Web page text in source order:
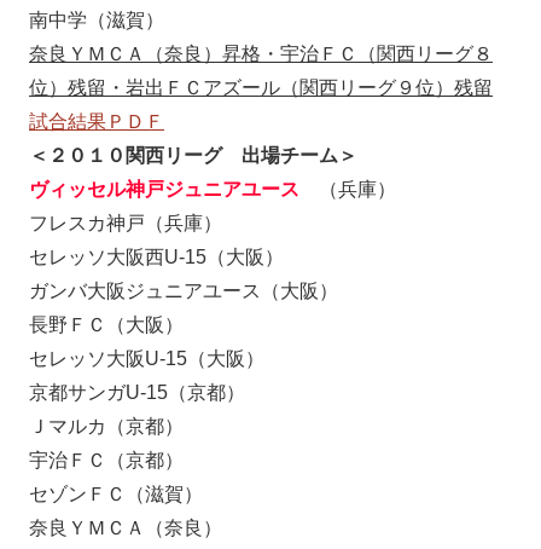
南中学（滋賀）
奈良ＹＭＣＡ（奈良）昇格・宇治ＦＣ（関西リーグ８
位）残留・岩出ＦＣアズール（関西リーグ９位）残留
試合結果ＰＤＦ
＜２０１０関西リーグ 出場チーム＞
ヴィッセル神戸ジュニアユース
（兵庫）
フレスカ神戸（兵庫）
セレッソ大阪西U-15（大阪）
ガンバ大阪ジュニアユース（大阪）
長野ＦＣ（大阪）
セレッソ大阪U-15（大阪）
京都サンガU-15（京都）
Ｊマルカ（京都）
宇治ＦＣ（京都）
セゾンＦＣ（滋賀）
奈良ＹＭＣＡ（奈良）